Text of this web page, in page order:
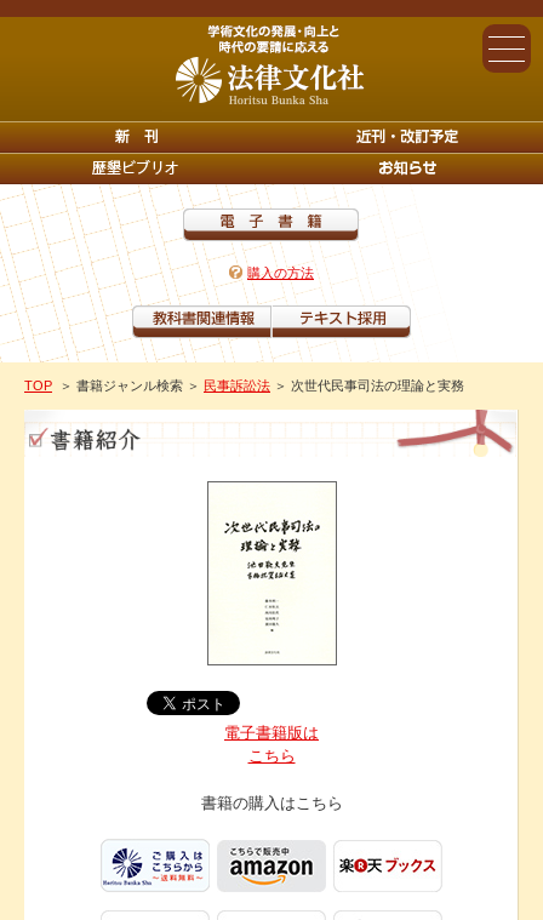
購入の方法
TOP ＞ 書籍ジャンル検索 ＞ 民事訴訟法 ＞ 次世代民事司法の理論と実務
電子書籍版は
こちら
書籍の購入はこちら